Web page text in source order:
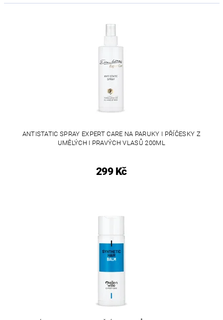
ANTISTATIC SPRAY EXPERT CARE NA PARUKY I PŘÍČESKY Z
UMĚLÝCH I PRAVÝCH VLASŮ 200ML
299 Kč